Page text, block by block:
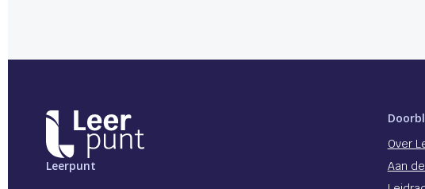
Leerpunt
Over
Aan